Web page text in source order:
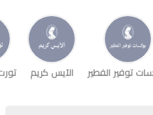
توفير الفطير الآيس كريم